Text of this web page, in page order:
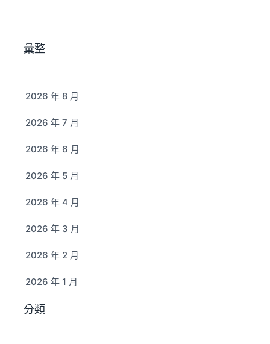
彙整
2026 年 8 月
2026 年 7 月
2026 年 6 月
2026 年 5 月
2026 年 4 月
2026 年 3 月
2026 年 2 月
2026 年 1 月
分類